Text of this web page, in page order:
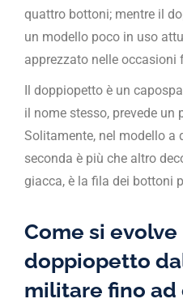
quattro bottoni; mentre il
un modello poco in uso
apprezzato nelle occasioni
Il doppiopetto è un
il nome stesso, prevede un
Solitamente, nel modello a
seconda è più che altro
giacca, è la fila dei bottoni
Come si
doppiopetto
militare fino ad